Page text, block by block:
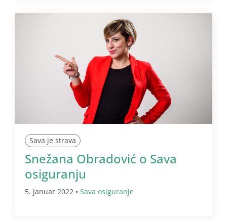
Sava je strava
Snežana Obradović o Sava
osiguranju
5. januar 2022 • Sava osiguranje